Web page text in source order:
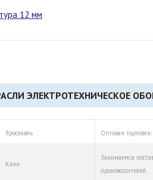
12 мм
ЭЛЕКТРОТЕХНИЧЕСКОЕ
Ярославль Оптовая
Клин
Занимаемся
производителей.